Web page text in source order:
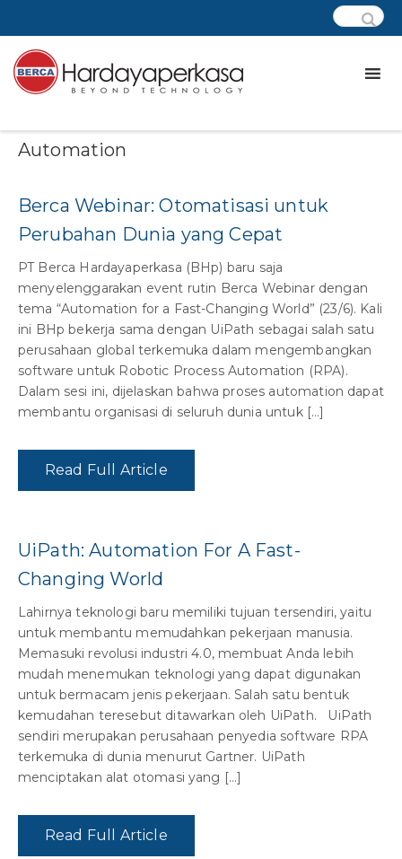
Automation
Berca Webinar: Otomatisasi untuk
Perubahan Dunia yang Cepat
PT Berca Hardayaperkasa (BHp) baru saja
menyelenggarakan event rutin Berca Webinar dengan
tema “Automation for a Fast-Changing World” (23/6). Kali
ini BHp bekerja sama dengan UiPath sebagai salah satu
perusahaan global terkemuka dalam mengembangkan
software untuk Robotic Process Automation (RPA).
Dalam sesi ini, dijelaskan bahwa proses automation dapat
membantu organisasi di seluruh dunia untuk […]
Read Full Article
UiPath: Automation For A Fast-
Changing World
Lahirnya teknologi baru memiliki tujuan tersendiri, yaitu
untuk membantu memudahkan pekerjaan manusia.
Memasuki revolusi industri 4.0, membuat Anda lebih
mudah menemukan teknologi yang dapat digunakan
untuk bermacam jenis pekerjaan. Salah satu bentuk
kemudahan teresebut ditawarkan oleh UiPath. UiPath
sendiri merupakan perusahaan penyedia software RPA
terkemuka di dunia menurut Gartner. UiPath
menciptakan alat otomasi yang […]
Read Full Article